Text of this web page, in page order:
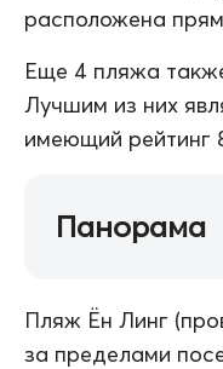
расположена
Еще 4 пляжа
Лучшим из них
имеющий рейтинг
Панорама
Пляж Ён Линг
за пределами